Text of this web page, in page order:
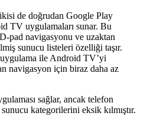
de doğrudan Google Play
TV uygulamaları sunar. Bu
pad navigasyonu ve uzaktan
sunucu listeleri özelliği taşır.
ile Android TV’yi
navigasyon için biraz daha az
sağlar, ancak telefon
kategorilerini eksik kılmıştır.